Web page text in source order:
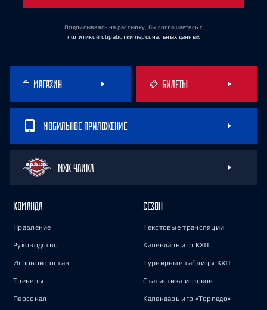
Подписываясь на рассылку, Вы соглашаетесь с
политикой обработки персональных данных
МАГАЗИН БИЛЕТЫ
МОБИЛЬНОЕ ПРИЛОЖЕНИЕ
МХК ЧАЙКА
КОМАНДА
Правление
Руководство
Игровой состав
Тренеры
Персонал
СЕЗОН
Текстовые трансляции
Календарь игр КХЛ
Турнирные таблицы КХЛ
Статистика игроков
Календарь игр «Торпедо»